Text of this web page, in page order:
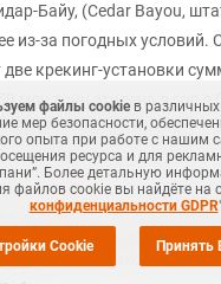
Байу, (Cedar Bayou,
из-за погодных условий.
две крекинг-установки
млн тонн этилена в год в
были упреждающе закрыты
повлияли на этот
СканПласт, по итогам
потребление полиэтилена
и Казахстан)
файлы cookieв различных
мер безопасности,
опыта при работе с нашим
ресурса и для
Более детальную
файлов cookie вы найдёте на
конфиденциальности GDPR
Cookie Принять